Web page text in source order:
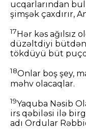
ucqarlarından
şimşək çaxdırır,
17 Hər kəs ağılsız
düzəltdiyi
tökdüyü büt
18Onlar boş şey,
məhv olacaqlar.
19Yaquba Nəsib
irs qəbiləsi ilə
adı Ordular